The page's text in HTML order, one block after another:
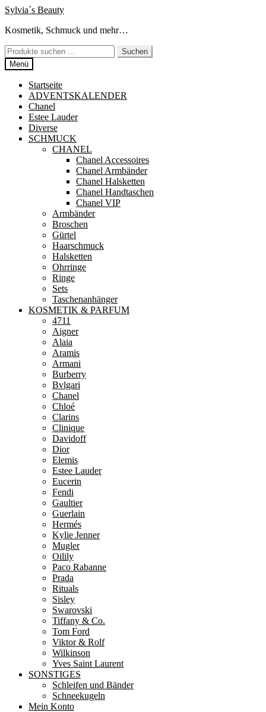
Zur
springen
Zum
springen
Sylvia´s Beauty
Kosmetik, Schmuck und mehr…
Suchen
nach:
Suchen
Menü
Startseite
ADVENTSKALENDER
Chanel
Estee Lauder
Diverse
SCHMUCK
CHANEL
Chanel Accessoires
Chanel Armbänder
Chanel Halsketten
Chanel Handtaschen
Chanel VIP
Armbänder
Broschen
Gürtel
Haarschmuck
Halsketten
Ohrringe
Ringe
Sets
Taschenanhänger
KOSMETIK & PARFUM
4711
Aigner
Alaia
Aramis
Armani
Burberry
Bvlgari
Chanel
Chloé
Clarins
Clinique
Davidoff
Dior
Elemis
Estee Lauder
Eucerin
Fendi
Gaultier
Guerlain
Hermés
Kylie Jenner
Mugler
Oilily
Paco Rabanne
Prada
Rituals
Sisley
Swarovski
Tiffany & Co.
Tom Ford
Viktor & Rolf
Wilkinson
Yves Saint Laurent
SONSTIGES
Schleifen und Bänder
Schneekugeln
Mein Konto